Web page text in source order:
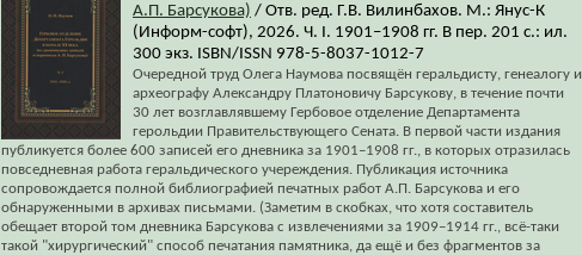
А.П. Барсукова) / Отв. ред. Г.В. Вилинбахов. М.: Янус-К
(Информ-софт), 2026. Ч. I. 1901–1908 гг. В пер. 201 с.: ил.
300 экз. ISBN/ISSN 978-5-8037-1012-7
Очередной труд Олега Наумова посвящён геральдисту, генеалогу и
археографу Александру Платоновичу Барсукову, в течение почти
30 лет возглавлявшему Гербовое отделение Департамента
герольдии Правительствующего Сената. В первой части издания
публикуется более 600 записей его дневника за 1901–1908 гг., в которых отразилась
повседневная работа геральдического учереждения. Публикация источника
сопровождается полной библиографией печатных работ А.П. Барсукова и его
обнаруженными в архивах письмами. (Заметим в скобках, что хотя составитель
обещает второй том дневника Барсукова с извлечениями за 1909–1914 гг., всё-таки
такой "хирургический" способ печатания памятника, да ещё и без фрагментов за